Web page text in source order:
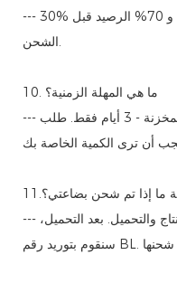
--- 30% من القيمة الإجمالية تدفع قبل الإنتاج و 70% الرصيد قبل
الشحن.
10. ما هي المهلة الزمنية؟
--- يعتمد ذلك على كمية الطلب. البضائع المخزنة - 3 أيام فقط. طلب
ما إذا تم شحن بضاعتي؟
--- سوف نرسل لك صورًا مفصلة أثناء الإنتاج والتحميل. بعد التحميل،